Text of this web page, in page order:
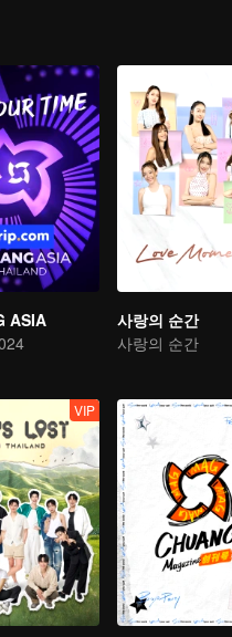
ASIA
사랑의 순간
사랑의 순간
VIP